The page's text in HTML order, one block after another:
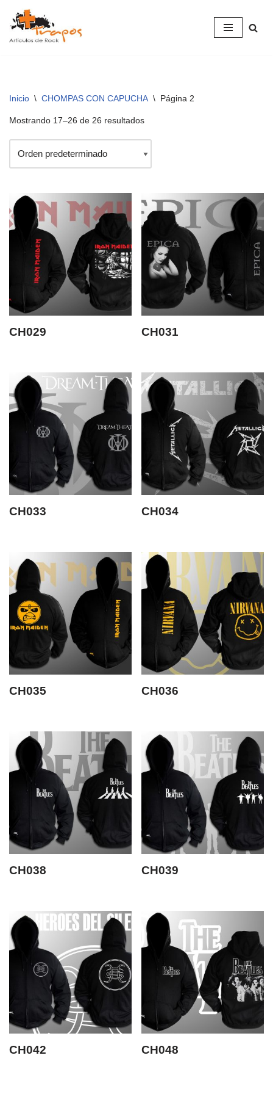
Saltar
Inicio \ CHOMPAS CON CAPUCHA \ Página 2
Mostrando 17–26 de 26 resultados
CH029 CH031
CH033 CH034
CH035 CH036
CH038 CH039
CH042 CH048